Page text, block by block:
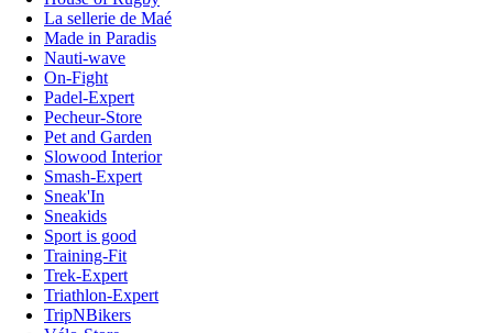
La sellerie de Maé
Made in Paradis
Nauti-wave
On-Fight
Padel-Expert
Pecheur-Store
Pet and Garden
Slowood Interior
Smash-Expert
Sneak'In
Sneakids
Sport is good
Training-Fit
Trek-Expert
Triathlon-Expert
TripNBikers